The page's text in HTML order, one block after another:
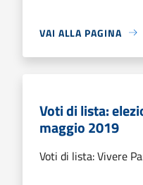
VAI ALLA PAGINA
Voti di lista:
maggio 2019
Voti di lista: Vivere